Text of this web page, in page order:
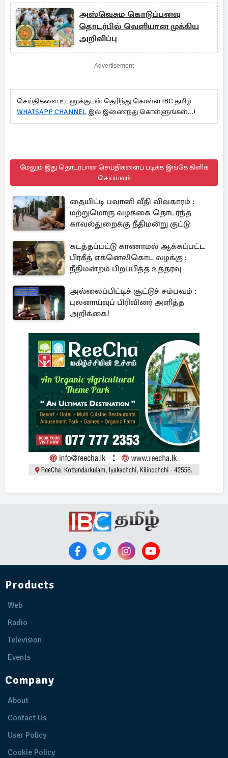
அஸ்வெசும கொடுப்பனவு
தொடர்பில் வெளியான முக்கிய
அறிவிப்பு
Advertisement
செய்திகளை உடனுக்குடன் தெரிந்து கொள்ள IBC தமிழ்
WHATSAPP CHANNEL இல் இணைந்து கொள்ளுங்கள்...!
மேலும் இது தொடர்பான செய்திகளைப் படிக்க இங்கே கிளிக்
செய்யவும்
தையிட்டி பவானி வீதி விவகாரம் :
மற்றுமொரு வழக்கை தொடர்ந்த
காவல்துறைக்கு நீதிமன்று குட்டு
கடத்தப்பட்டு காணாமல் ஆக்கப்பட்ட
பிரகீத் எக்னெலிகொட வழக்கு :
நீதிமன்றம் பிறப்பித்த உத்தரவு
அல்லைப்பிட்டிச் சூட்டுச் சம்பவம் :
புலனாய்வுப் பிரிவினர் அளித்த
அறிக்கை!
Products
Web
Radio
Television
Events
Company
About
Contact Us
User Policy
Cookie Policy